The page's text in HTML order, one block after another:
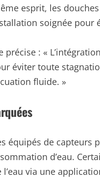
esprit, les
soignée pour
: «
éviter toute
fluide. »
équipés de capteurs
d’eau.
l’eau via une